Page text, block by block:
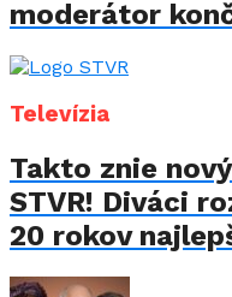
moderátor
Televízia
Takto znie
STVR! Diváci
20 rokov